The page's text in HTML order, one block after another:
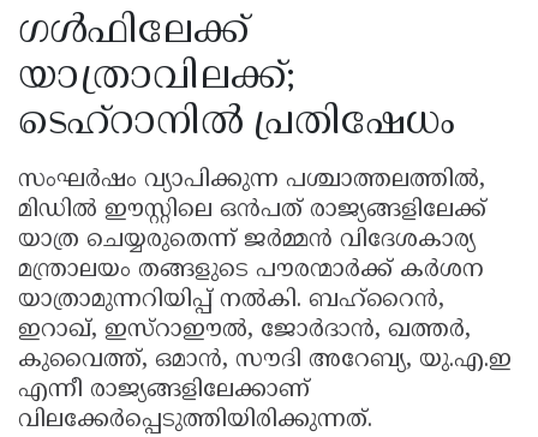
ഗൾഫിലേക്ക്
യാത്രാവിലക്ക്;
ടെഹ്റാനിൽ പ്രതിഷേധം
സംഘർഷം വ്യാപിക്കുന്ന പശ്ചാത്തലത്തിൽ,
മിഡിൽ ഈസ്റ്റിലെ ഒൻപത് രാജ്യങ്ങളിലേക്ക്
യാത്ര ചെയ്യരുതെന്ന് ജർമ്മൻ വിദേശകാര്യ
മന്ത്രാലയം തങ്ങളുടെ പൗരന്മാർക്ക് കർശന
യാത്രാമുന്നറിയിപ്പ് നൽകി. ബഹ്റൈൻ,
ഇറാഖ്, ഇസ്റാഈൽ, ജോർദാൻ, ഖത്തർ,
കുവൈത്ത്, ഒമാൻ, സൗദി അറേബ്യ, യു.എ.ഇ
എന്നീ രാജ്യങ്ങളിലേക്കാണ്
വിലക്കേർപ്പെടുത്തിയിരിക്കുന്നത്.